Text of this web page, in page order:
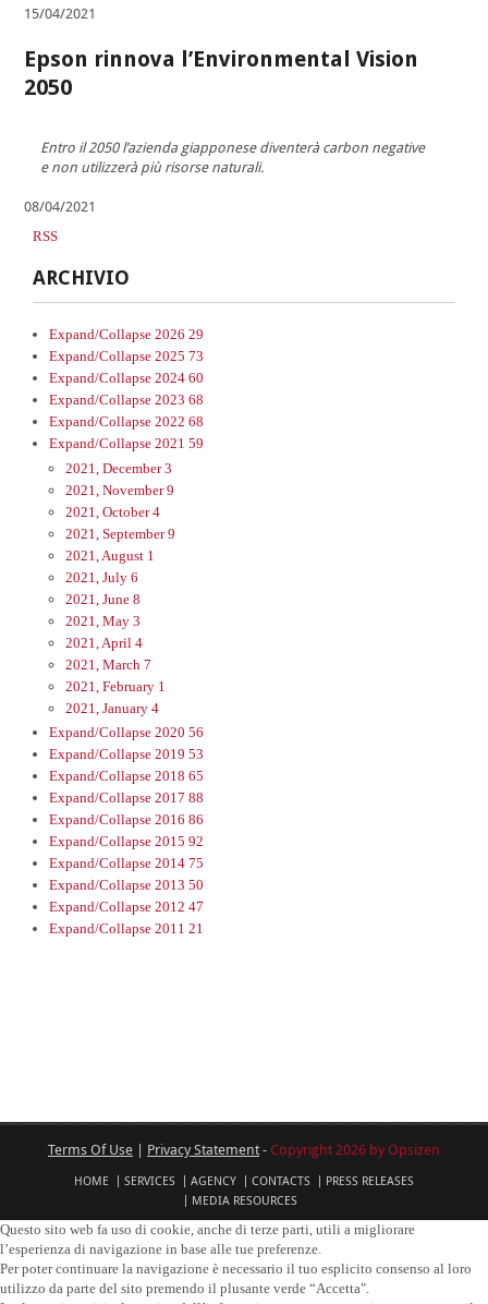
15/04/2021
Epson rinnova l’Environmental Vision
2050
Entro il 2050 l’azienda giapponese diventerà carbon negative
e non utilizzerà più risorse naturali.
08/04/2021
RSS
ARCHIVIO
Expand/Collapse 2026 29
Expand/Collapse 2025 73
Expand/Collapse 2024 60
Expand/Collapse 2023 68
Expand/Collapse 2022 68
Expand/Collapse 2021 59
2021, December3
2021, November9
2021, October4
2021, September9
2021, August 1
2021, July 6
2021, June 8
2021, May 3
2021, April 4
2021, March 7
2021, February 1
2021, January 4
Expand/Collapse 2020 56
Expand/Collapse 2019 53
Expand/Collapse 2018 65
Expand/Collapse 2017 88
Expand/Collapse 2016 86
Expand/Collapse 2015 92
Expand/Collapse 2014 75
Expand/Collapse 2013 50
Expand/Collapse 2012 47
Expand/Collapse 2011 21
Terms Of Use | Privacy Statement-Copyright 2026 by Opsizen
HOME SERVICES AGENCY CONTACTS
PRESS RELEASES
MEDIA RESOURCES
Questo sito web fa uso di cookie, anche di terze parti, utili a migliorare
l’esperienza di navigazione in base alle tue preferenze.
Per poter continuare la navigazione è necessario il tuo esplicito consenso al loro
utilizzo da parte del sito premendo il plusante verde “Accetta".